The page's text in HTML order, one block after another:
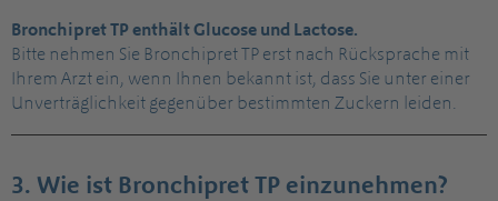
Bronchipret TP enthält Glucose und Lactose.
Bitte nehmen Sie Bronchipret TP erst nach Rücksprache mit
Ihrem Arzt ein, wenn Ihnen bekannt ist, dass Sie unter einer
Unverträglichkeit gegenüber bestimmten Zuckern leiden.
3. Wie ist Bronchipret TP einzunehmen?